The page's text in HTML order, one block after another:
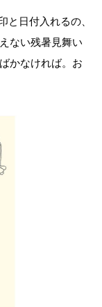
と日付入れるの、
ない残暑見舞い
かなければ。お